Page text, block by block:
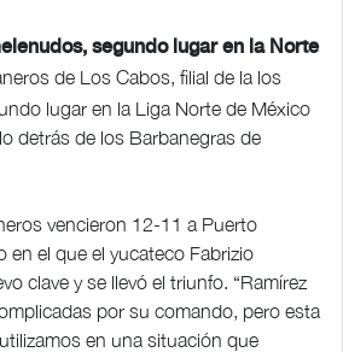
segundo lugar en la Norte
de Los Cabos, filial de la los
lugar en la Liga Norte de México
detrás de los Barbanegras de
vencieron 12-11 a Puerto
en el que el yucateco Fabrizio
clave y se llevó el triunfo. “Ramírez
por su comando, pero esta
en una situación que